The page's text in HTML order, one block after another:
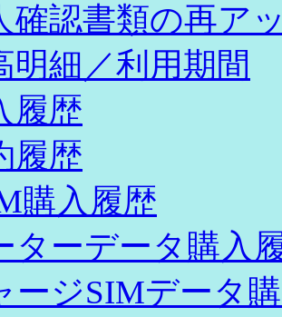
確認書類の再ア
明細／利用期間
履歴
履歴
購入履歴
ターデータ購入
ージSIMデータ